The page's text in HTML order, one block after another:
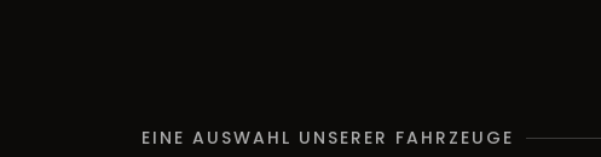
EINE AUSWAHL UNSERER FAHRZEUGE